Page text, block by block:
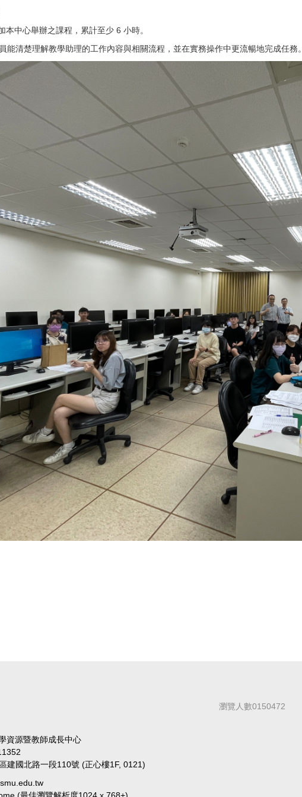
本中心舉辦之課程，累計至少 6 小時。
能清楚理解教學助理的工作內容與相關流程，並在實務操作中更流暢地完成任務。
瀏覽人數01 50472
資源暨教師成長中心
建國北路一段110號 (正心樓1F, 0121)